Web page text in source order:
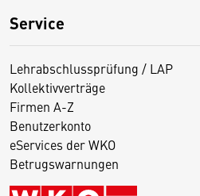
Service
Lehrabschlussprüfung / LAP
Kollektivverträge
Firmen A-Z
Benutzerkonto
eServices der WKO
Betrugswarnungen